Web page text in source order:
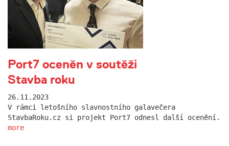
Port7 oceněn v soutěži
Stavba roku
26.11.2023
V rámci letošního slavnostního galavečera
StavbaRoku.cz si projekt Port7 odnesl další ocenění.
more